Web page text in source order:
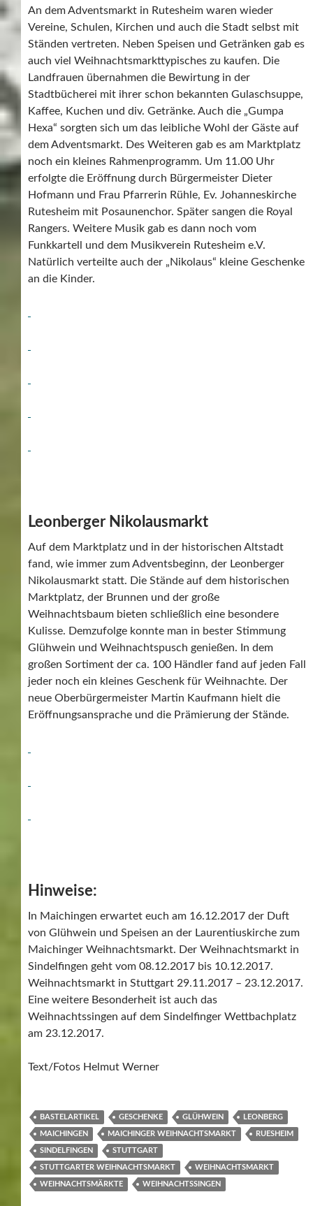
An dem Adventsmarkt in Rutesheim waren wieder
Vereine, Schulen, Kirchen und auch die Stadt selbst mit
Ständen vertreten. Neben Speisen und Getränken gab es
auch viel Weihnachtsmarkttypisches zu kaufen. Die
Landfrauen übernahmen die Bewirtung in der
Stadtbücherei mit ihrer schon bekannten Gulaschsuppe,
Kaffee, Kuchen und div. Getränke. Auch die „Gumpa
Hexa“ sorgten sich um das leibliche Wohl der Gäste auf
dem Adventsmarkt. Des Weiteren gab es am Marktplatz
noch ein kleines Rahmenprogramm. Um 11.00 Uhr
erfolgte die Eröffnung durch Bürgermeister Dieter
Hofmann und Frau Pfarrerin Rühle, Ev. Johanneskirche
Rutesheim mit Posaunenchor. Später sangen die Royal
Rangers. Weitere Musik gab es dann noch vom
Funkkartell und dem Musikverein Rutesheim e.V.
Natürlich verteilte auch der „Nikolaus“ kleine Geschenke
an die Kinder.
Leonberger Nikolausmarkt
Auf dem Marktplatz und in der historischen Altstadt
fand, wie immer zum Adventsbeginn, der Leonberger
Nikolausmarkt statt. Die Stände auf dem historischen
Marktplatz, der Brunnen und der große
Weihnachtsbaum bieten schließlich eine besondere
Kulisse. Demzufolge konnte man in bester Stimmung
Glühwein und Weihnachtspusch genießen. In dem
großen Sortiment der ca. 100 Händler fand auf jeden Fall
jeder noch ein kleines Geschenk für Weihnachte. Der
neue Oberbürgermeister Martin Kaufmann hielt die
Eröffnungsansprache und die Prämierung der Stände.
Hinweise:
In Maichingen erwartet euch am 16.12.2017 der Duft
von Glühwein und Speisen an der Laurentiuskirche zum
Maichinger Weihnachtsmarkt. Der Weihnachtsmarkt in
Sindelfingen geht vom 08.12.2017 bis 10.12.2017.
Weihnachtsmarkt in Stuttgart 29.11.2017 – 23.12.2017.
Eine weitere Besonderheit ist auch das
Weihnachtssingen auf dem Sindelfinger Wettbachplatz
am 23.12.2017.
Text/Fotos Helmut Werner
BASTELARTIKEL GESCHENKE GLÜHWEIN LEONBERG
MAICHINGEN MAICHINGER WEIHNACHTSMARKT RUESHEIM
SINDELFINGEN STUTTGART
STUTTGARTER WEIHNACHTSMARKT WEIHNACHTSMARKT
WEIHNACHTSMÄRKTE WEIHNACHTSSINGEN